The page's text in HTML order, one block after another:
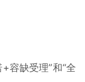
缺受理”和“全